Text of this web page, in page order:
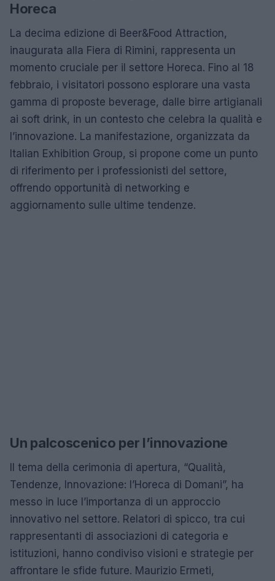
Horeca
La decima edizione di Beer&Food Attraction,
inaugurata alla Fiera di Rimini, rappresenta un
momento cruciale per il settore Horeca. Fino al 18
febbraio, i visitatori possono esplorare una vasta
gamma di proposte beverage, dalle birre artigianali
ai soft drink, in un contesto che celebra la qualità e
l’innovazione. La manifestazione, organizzata da
Italian Exhibition Group, si propone come un punto
di riferimento per i professionisti del settore,
offrendo opportunità di networking e
aggiornamento sulle ultime tendenze.
Un palcoscenico per l’innovazione
Il tema della cerimonia di apertura, “Qualità,
Tendenze, Innovazione: l’Horeca di Domani”, ha
messo in luce l’importanza di un approccio
innovativo nel settore. Relatori di spicco, tra cui
rappresentanti di associazioni di categoria e
istituzioni, hanno condiviso visioni e strategie per
affrontare le sfide future. Maurizio Ermeti,